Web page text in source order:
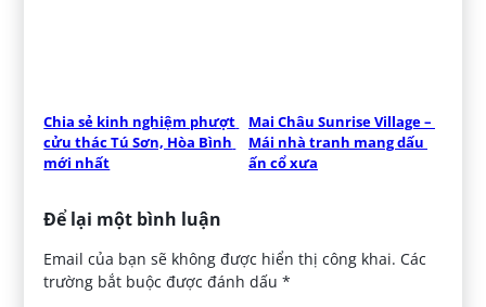
Chia sẻ kinh nghiệm phượt
cửu thác Tú Sơn, Hòa Bình
mới nhất
Mai Châu Sunrise Village –
Mái nhà tranh mang dấu
ấn cổ xưa
Để lại một bình luận
Email của bạn sẽ không được hiển thị công khai. Các
trường bắt buộc được đánh dấu*